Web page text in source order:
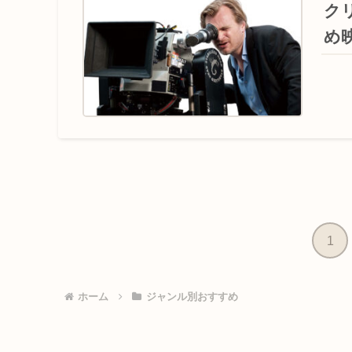
ク
め
1
ホーム ジャンル別おすすめ